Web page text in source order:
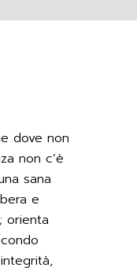
dove non
non c’è
sana
e
orienta